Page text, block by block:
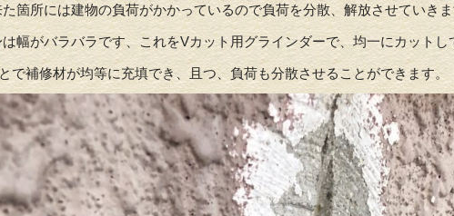
箇所には建物の負荷がかかっているので負荷を分散、解放させていきま
幅がバラバラです、これをVカット用グラインダーで、均一にカットし
で補修材が均等に充填でき、且つ、負荷も分散させることができます。